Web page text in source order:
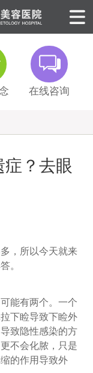
在线咨询
？去眼
，所以今天就来
。
能有两个。一个
下睑导致下睑外
致隐性感染的方
不会化脓，只是
的作用导致外